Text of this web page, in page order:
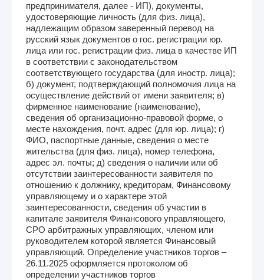
предпринимателя, далее - ИП), документы,
удостоверяющие личность (для физ. лица),
надлежащим образом заверенный перевод на
русский язык документов о гос. регистрации юр.
лица или гос. регистрации физ. лица в качестве ИП
в соответствии с законодательством
соответствующего государства (для иностр. лица);
б) документ, подтверждающий полномочия лица на
осуществление действий от имени заявителя; в)
фирменное наименование (наименование),
сведения об организационно-правовой форме, о
месте нахождения, почт. адрес (для юр. лица); г)
ФИО, паспортные данные, сведения о месте
жительства (для физ. лица), номер телефона,
адрес эл. почты; д) сведения о наличии или об
отсутствии заинтересованности заявителя по
отношению к должнику, кредиторам, Финансовому
управляющему и о характере этой
заинтересованности, сведения об участии в
капитале заявителя Финансового управляющего,
СРО арбитражных управляющих, членом или
руководителем которой является Финансовый
управляющий. Определение участников торгов –
26.11.2025 оформляется протоколом об
определении участников торгов